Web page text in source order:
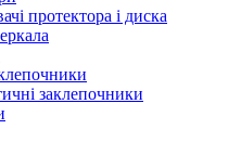
протектора і диска
заклепочники